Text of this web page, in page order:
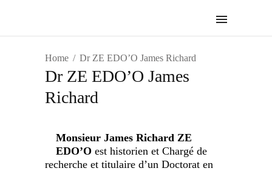
Home Dr ZE EDO’O James Richard
Dr ZE EDO’O James
Richard
Monsieur James Richard ZE
EDO’O est historien et Chargé de
recherche et titulaire d’un Doctorat en